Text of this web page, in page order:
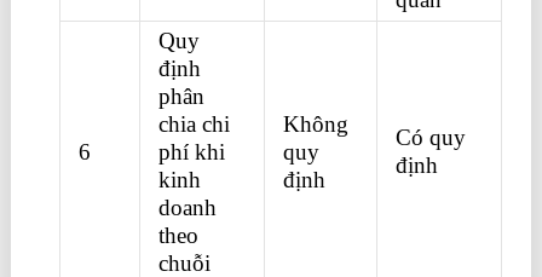
6
Quy
định
phân
chia chi
phí khi
kinh
doanh
theo
chuỗi
Không
quy
định
Có quy
định